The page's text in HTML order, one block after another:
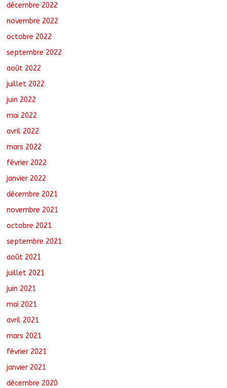
décembre 2022
novembre 2022
octobre 2022
septembre 2022
août 2022
juillet 2022
juin 2022
mai 2022
avril 2022
mars 2022
février 2022
janvier 2022
décembre 2021
novembre 2021
octobre 2021
septembre 2021
août 2021
juillet 2021
juin 2021
mai 2021
avril 2021
mars 2021
février 2021
janvier 2021
décembre 2020